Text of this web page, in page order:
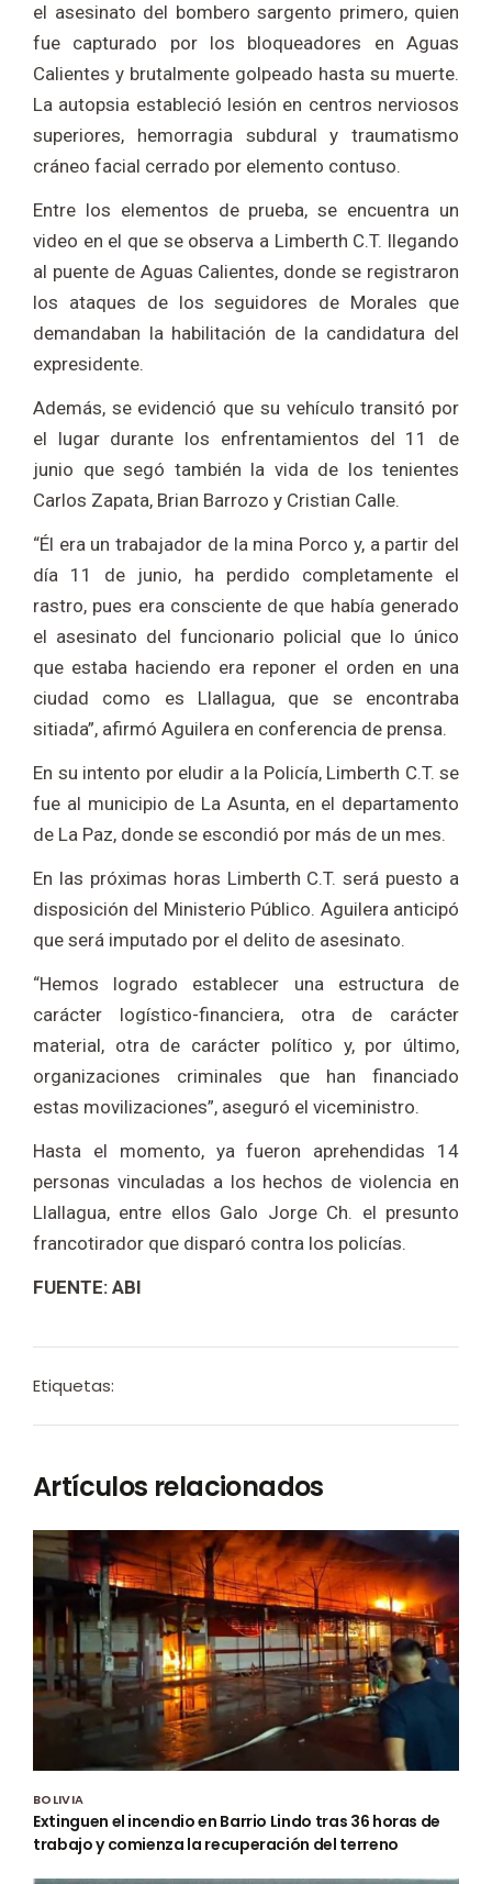
el asesinato del bombero sargento primero, quien
fue capturado por los bloqueadores en Aguas
Calientes y brutalmente golpeado hasta su muerte.
La autopsia estableció lesión en centros nerviosos
superiores, hemorragia subdural y traumatismo
cráneo facial cerrado por elemento contuso.
Entre los elementos de prueba, se encuentra un
video en el que se observa a Limberth C.T. llegando
al puente de Aguas Calientes, donde se registraron
los ataques de los seguidores de Morales que
demandaban la habilitación de la candidatura del
expresidente.
Además, se evidenció que su vehículo transitó por
el lugar durante los enfrentamientos del 11 de
junio que segó también la vida de los tenientes
Carlos Zapata, Brian Barrozo y Cristian Calle.
“Él era un trabajador de la mina Porco y, a partir del
día 11 de junio, ha perdido completamente el
rastro, pues era consciente de que había generado
el asesinato del funcionario policial que lo único
que estaba haciendo era reponer el orden en una
ciudad como es Llallagua, que se encontraba
sitiada”, afirmó Aguilera en conferencia de prensa.
En su intento por eludir a la Policía, Limberth C.T. se
fue al municipio de La Asunta, en el departamento
de La Paz, donde se escondió por más de un mes.
En las próximas horas Limberth C.T. será puesto a
disposición del Ministerio Público. Aguilera anticipó
que será imputado por el delito de asesinato.
“Hemos logrado establecer una estructura de
carácter logístico-financiera, otra de carácter
material, otra de carácter político y, por último,
organizaciones criminales que han financiado
estas movilizaciones”, aseguró el viceministro.
Hasta el momento, ya fueron aprehendidas 14
personas vinculadas a los hechos de violencia en
Llallagua, entre ellos Galo Jorge Ch. el presunto
francotirador que disparó contra los policías.
FUENTE: ABI
Etiquetas:
Artículos relacionados
BOLIVIA
Extinguen el incendio en Barrio Lindo tras 36 horas de
trabajo y comienza la recuperación del terreno